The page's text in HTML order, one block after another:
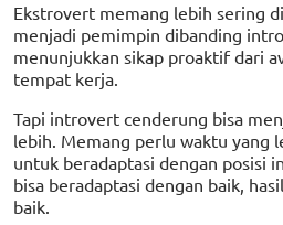
Ekstrovert memang lebih sering
menjadi pemimpin dibanding
menunjukkan sikap proaktif dari
tempat kerja.
Tapi introvert cenderung bisa
lebih. Memang perlu waktu yang
untuk beradaptasi dengan posisi
bisa beradaptasi dengan baik,
baik.